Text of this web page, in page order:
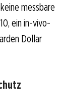
messbare
ein in-vivo-
Dollar